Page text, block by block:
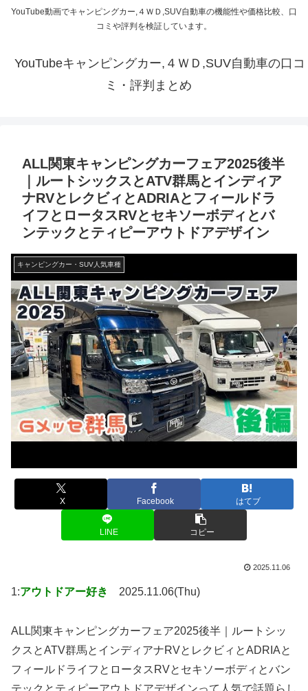
YouTube動画でキャンピングカー,４ＷＤ,SUV自動車の機能性や価格比較、口
コミや評判を検証しています。
YouTubeキャンピングカー,４ＷＤ,SUV自動車の口コ
ミ・評判まとめ
ALL関東キャンピングカーフェア2025後半
｜ルートシックスとATV群馬とインディア
ナRVとレクビィとADRIAとフィールドラ
イフとロータスRVとセキソーボディとバ
ンテックとティピーアウトドアデザイン
キャンピングカー・SUV人気車種
X Facebook はてブ
LINE コピー
2025.11.06
1:アウトドアー好き 2025.11.06(Thu)
ALL関東キャンピングカーフェア2025後半｜ルートシッ
クスとATV群馬とインディアナRVとレクビィとADRIAと
フィールドライフとロータスRVとセキソーボディとバン
テックとティピーアウトドアデザインって人気で話題らし